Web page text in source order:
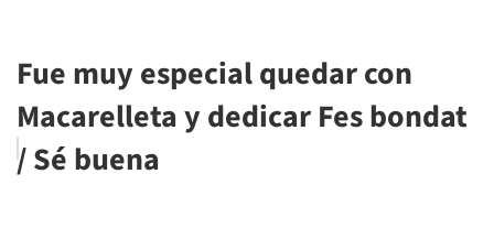
Fue muy especial quedar con
Macarelleta y dedicar Fes bondat
/ Sé buena